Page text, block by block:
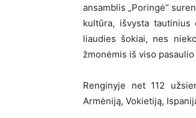
ansamblis „Poringė“
kultūra, išvysta tautinius
liaudies šokiai, nes
žmonėmis iš viso pasaulio
Renginyje net 112
Armėniją, Vokietiją,